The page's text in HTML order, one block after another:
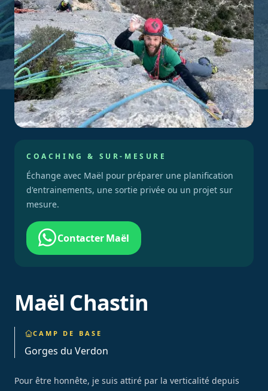
Maël Chastin
CAMP DE BASE
Gorges du Verdon
Pour être honnête, je suis attiré par la verticalité depuis
COACHING & SUR-MESURE
Échange avec Maël pour préparer une planification
d'entrainements, une sortie privée ou un projet sur
mesure.
Contacter Maël